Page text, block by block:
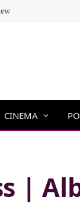
CINEMA
|